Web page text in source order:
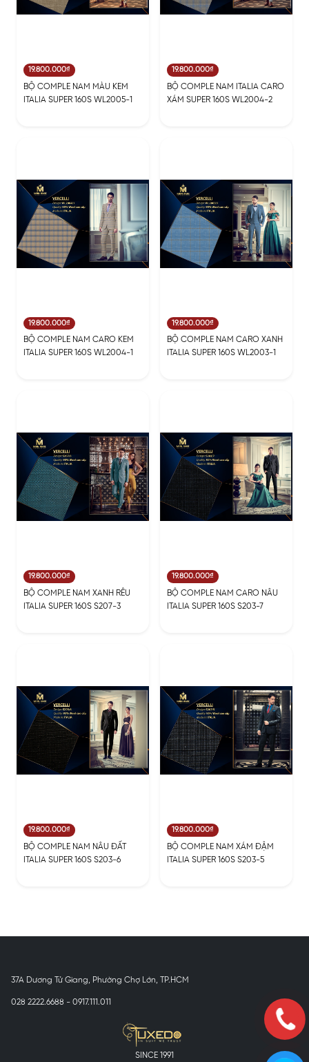
19.800.000₫
BỘ COMPLE NAM MÀU KEM
ITALIA SUPER 160S WL2005-1
19.800.000₫
BỘ COMPLE NAM ITALIA CARO
XÁM SUPER 160S WL2004-2
19.800.000₫
BỘ COMPLE NAM CARO KEM
ITALIA SUPER 160S WL2004-1
19.800.000₫
BỘ COMPLE NAM CARO XANH
ITALIA SUPER 160S WL2003-1
19.800.000₫
BỘ COMPLE NAM XANH RÊU
ITALIA SUPER 160S S207-3
19.800.000₫
BỘ COMPLE NAM CARO NÂU
ITALIA SUPER 160S S203-7
19.800.000₫
BỘ COMPLE NAM NÂU ĐẤT
ITALIA SUPER 160S S203-6
19.800.000₫
BỘ COMPLE NAM XÁM ĐẬM
ITALIA SUPER 160S S203-5
37A Dương Tử Giang, Phường Chợ Lớn, TP.HCM
028 2222.6688 - 0917.111.011
SINCE 1991